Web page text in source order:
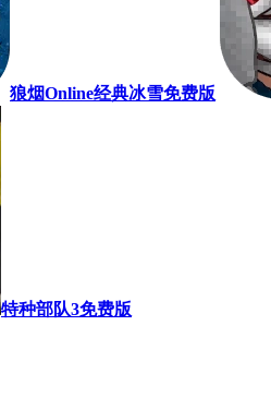
狼烟Online经典冰雪免费版
特种部队3免费版